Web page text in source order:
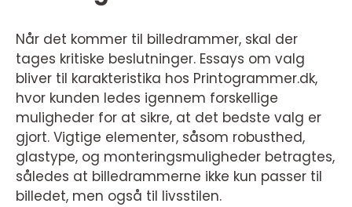
Når det kommer til billedrammer, skal der
tages kritiske beslutninger. Essays om valg
bliver til karakteristika hos Printogrammer.dk,
hvor kunden ledes igennem forskellige
muligheder for at sikre, at det bedste valg er
gjort. Vigtige elementer, såsom robusthed,
glastype, og monteringsmuligheder betragtes,
således at billedrammerne ikke kun passer til
billedet, men også til livsstilen.